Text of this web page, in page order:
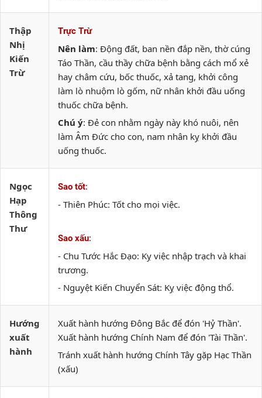
Thập
Nhị
Kiến
Trừ
Trực Trừ
Nên làm: Động đất, ban nền đắp nền, thờ cúng
Táo Thần, cầu thầy chữa bệnh bằng cách mổ xẻ
hay châm cứu, bốc thuốc, xả tang, khởi công
làm lò nhuộm lò gốm, nữ nhân khởi đầu uống
thuốc chữa bệnh.
Chú ý: Đẻ con nhằm ngày này khó nuôi, nên
làm Âm Đức cho con, nam nhân kỵ khởi đầu
uống thuốc.
Ngọc
Hạp
Thông
Thư
Sao tốt:
- Thiên Phúc: Tốt cho mọi việc.
Sao xấu:
- Chu Tước Hắc Đạo: Kỵ việc nhập trạch và khai
trương.
- Nguyệt Kiến Chuyển Sát: Kỵ việc động thổ.
Hướng
xuất
hành
Xuất hành hướng Đông Bắc để đón 'Hỷ Thần'.
Xuất hành hướng Chính Nam để đón 'Tài Thần'.
Tránh xuất hành hướng Chính Tây gặp Hạc Thần
(xấu)